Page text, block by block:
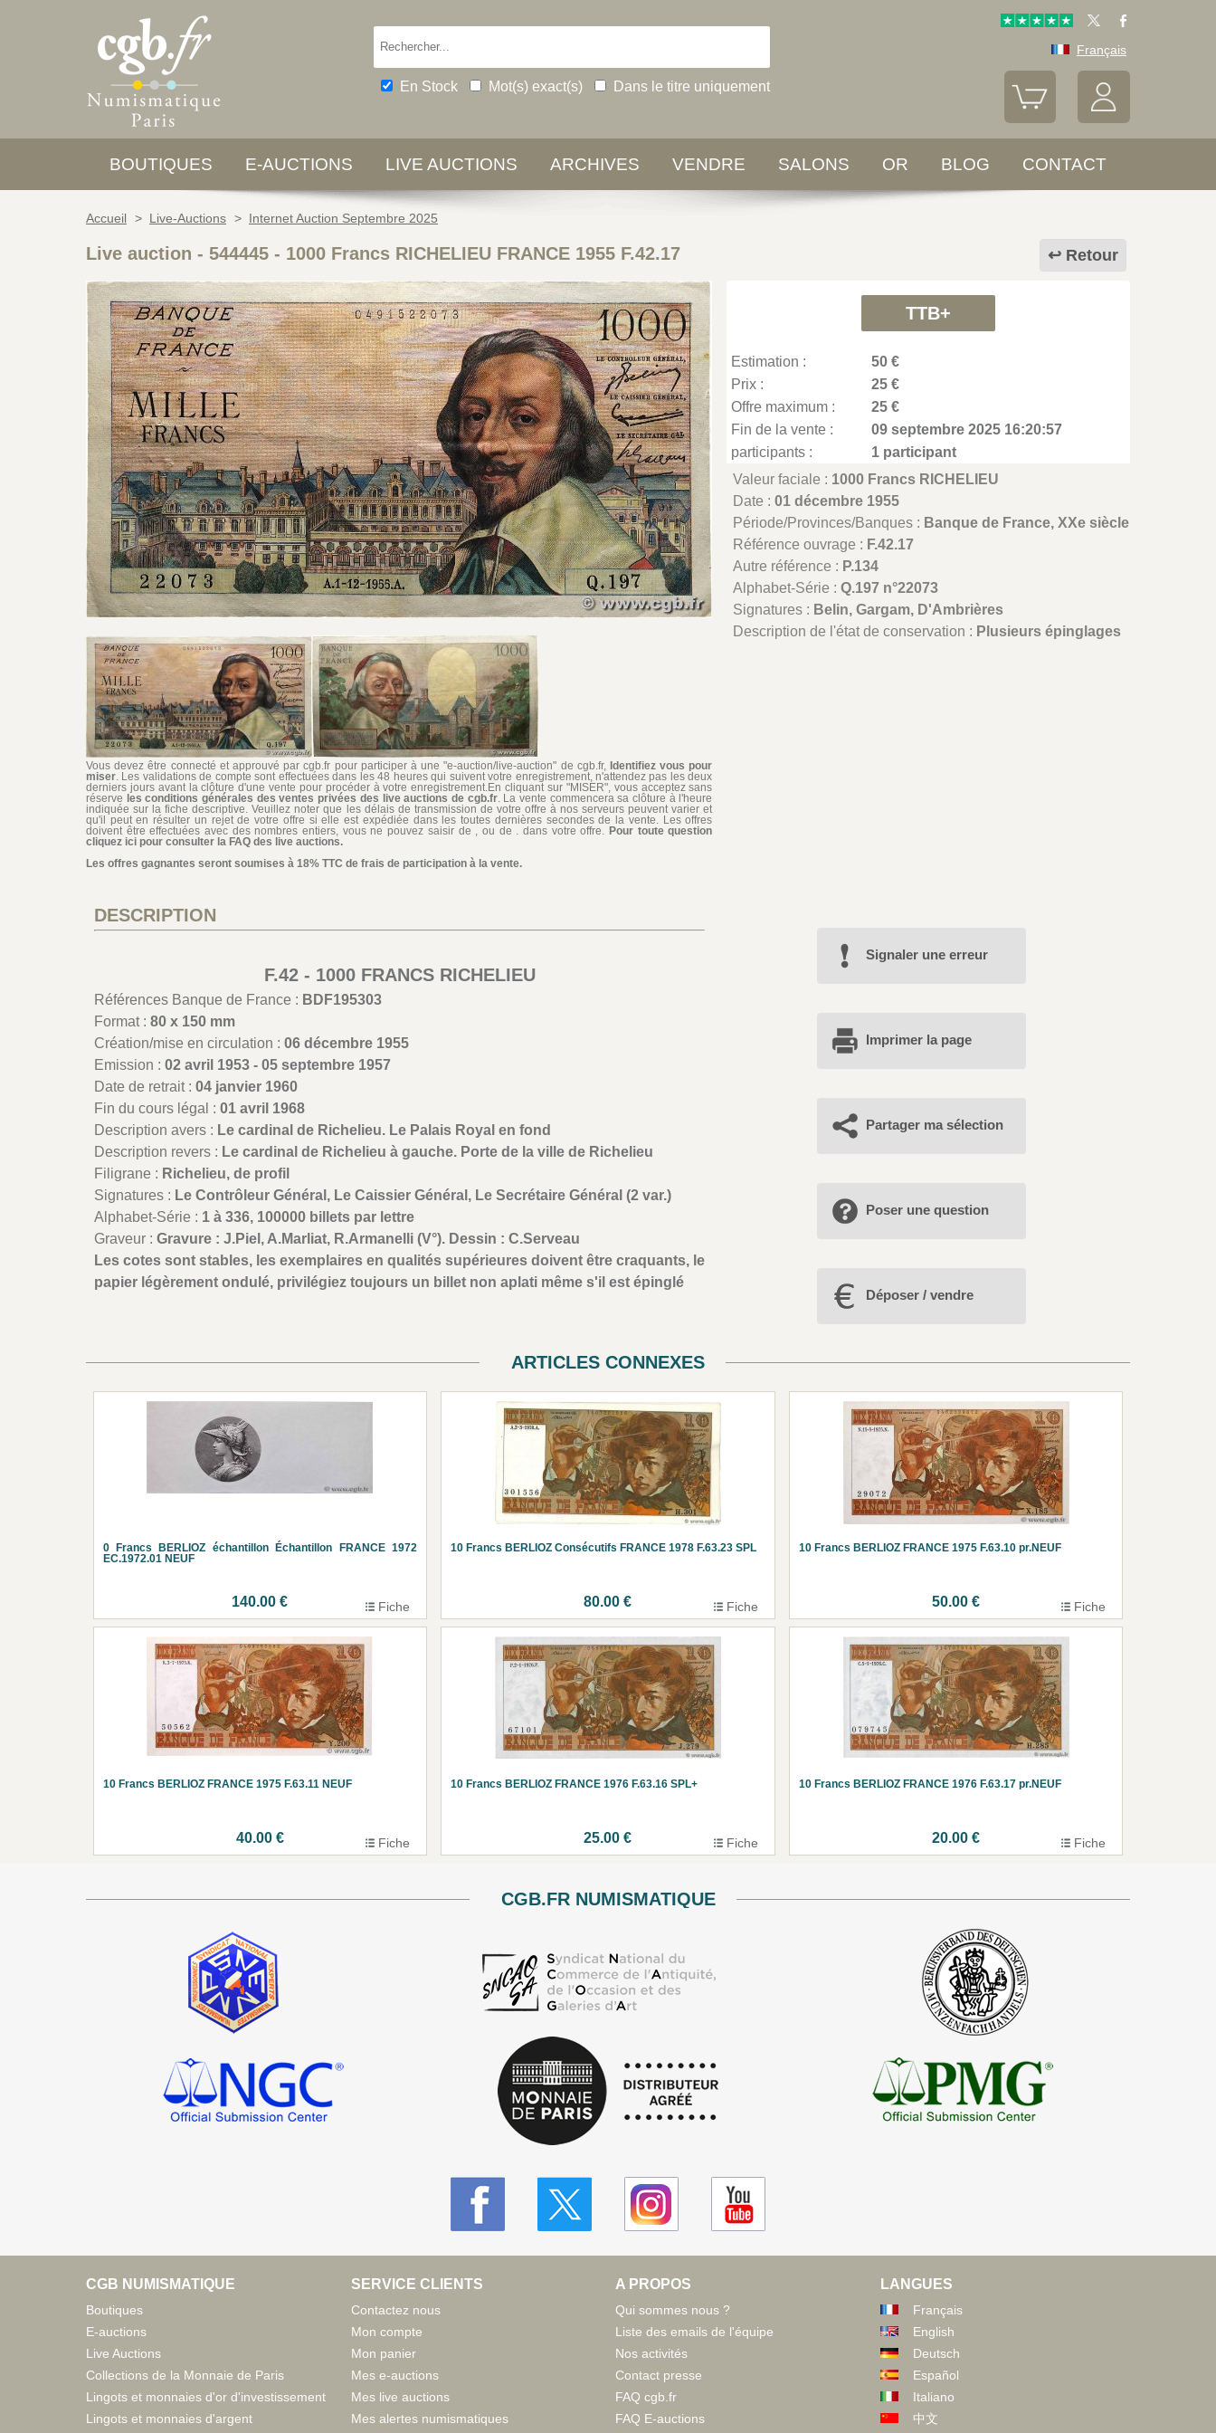
En Stock Mot(s) exact(s) Dans le titre uniquement
Français
BOUTIQUES E-AUCTIONS LIVE AUCTIONS ARCHIVES VENDRE SALONS OR BLOG CONTACT
Accueil > Live-Auctions > Internet Auction Septembre 2025
Retour
Live auction - 544445 - 1000 Francs RICHELIEU FRANCE 1955 F.42.17
Vous devez être connecté et approuvé par cgb.fr pour participer à une "e-auction/live-auction" de cgb.fr, Identifiez vous pour
miser . Les validations de compte sont effectuées dans les 48 heures qui suivent votre enregistrement, n'attendez pas les deux
derniers jours avant la clôture d'une vente pour procéder à votre enregistrement.En cliquant sur "MISER", vous acceptez sans
réserve les conditions générales des ventes privées des live auctions de cgb.fr. La vente commencera sa clôture à l'heure
indiquée sur la fiche descriptive. Veuillez noter que les délais de transmission de votre offre à nos serveurs peuvent varier et
qu'il peut en résulter un rejet de votre offre si elle est expédiée dans les toutes dernières secondes de la vente. Les offres
doivent être effectuées avec des nombres entiers, vous ne pouvez saisir de , ou de . dans votre offre.Pour toute question
cliquez ici pour consulter la FAQ des live auctions.
Les offres gagnantes seront soumises à 18% TTC de frais de participation à la vente.
TTB+
Estimation :
50 €
Prix :
25 €
Offre maximum :
25 €
Fin de la vente :
09 septembre 2025 16:20:57
participants :
1 participant
Valeur faciale : 1000 Francs RICHELIEU
Date :01 décembre 1955
Période/Provinces/Banques : Banque de France, XXe siècle
Référence ouvrage : F.42.17
Autre référence : P.134
Alphabet-Série :Q.197 n°22073
Signatures : Belin, Gargam, D'Ambrières
Description de l'état de conservation : Plusieurs épinglages
DESCRIPTION
F.42 - 1000 FRANCS RICHELIEU
Références Banque de France : BDF195303
Format : 80 x 150 mm
Création/mise en circulation : 06 décembre 1955
Emission : 02 avril 1953 - 05 septembre 1957
Date de retrait : 04 janvier 1960
Fin du cours légal : 01 avril 1968
Description avers : Le cardinal de Richelieu. Le Palais Royal en fond
Description revers : Le cardinal de Richelieu à gauche. Porte de la ville de Richelieu
Filigrane : Richelieu, de profil
Signatures : Le Contrôleur Général, Le Caissier Général, Le Secrétaire Général (2 var.)
Alphabet-Série : 1 à 336, 100000 billets par lettre
Graveur : Gravure : J.Piel, A.Marliat, R.Armanelli (V°). Dessin : C.Serveau
Les cotes sont stables, les exemplaires en qualités supérieures doivent être craquants, le
papier légèrement ondulé, privilégiez toujours un billet non aplati même s'il est épinglé
Signaler une erreur
Imprimer la page
Partager ma sélection
Poser une question
Déposer / vendre
ARTICLES CONNEXES
0 Francs BERLIOZ échantillon Échantillon FRANCE 1972
EC.1972.01 NEUF
140.00 € Fiche
10 Francs BERLIOZ Consécutifs FRANCE 1978 F.63.23 SPL
80.00 € Fiche
10 Francs BERLIOZ FRANCE 1975 F.63.10 pr.NEUF
50.00 € Fiche
10 Francs BERLIOZ FRANCE 1975 F.63.11 NEUF
40.00 € Fiche
10 Francs BERLIOZ FRANCE 1976 F.63.16 SPL+
25.00 € Fiche
10 Francs BERLIOZ FRANCE 1976 F.63.17 pr.NEUF
20.00 € Fiche
CGB.FR NUMISMATIQUE
CGB NUMISMATIQUE
Boutiques
E-auctions
Live Auctions
Collections de la Monnaie de Paris
Lingots et monnaies d'or d'investissement
Lingots et monnaies d'argent
SERVICE CLIENTS
Contactez nous
Mon compte
Mon panier
Mes e-auctions
Mes live auctions
Mes alertes numismatiques
A PROPOS
Qui sommes nous ?
Liste des emails de l'équipe
Nos activités
Contact presse
FAQ cgb.fr
FAQ E-auctions
LANGUES
Français
English
Deutsch
Español
Italiano
中文